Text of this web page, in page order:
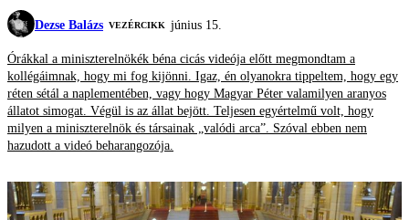
Dezse Balázs VEZÉRCIKK június 15.
Órákkal a miniszterelnökék béna cicás videója előtt megmondtam a
kollégáimnak, hogy mi fog kijönni. Igaz, én olyanokra tippeltem, hogy egy
réten sétál a naplementében, vagy hogy Magyar Péter valamilyen aranyos
állatot simogat. Végül is az állat bejött. Teljesen egyértelmű volt, hogy
milyen a miniszterelnök és társainak „valódi arca”. Szóval ebben nem
hazudott a videó beharangozója.